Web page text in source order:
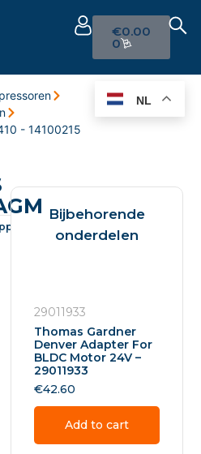
€0.00
0
- 14100215
Bijbehorende
onderdelen
29011933
Thomas Gardner
Denver Adapter For
BLDC Motor 24V –
29011933
€42.60
Add to cart
NL